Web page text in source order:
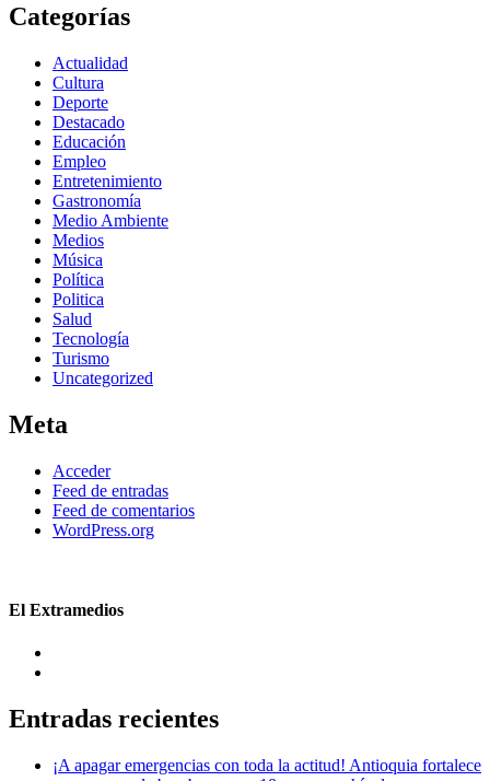
Categorías
Actualidad
Cultura
Deporte
Destacado
Educación
Empleo
Entretenimiento
Gastronomía
Medio Ambiente
Medios
Música
Política
Politica
Salud
Tecnología
Turismo
Uncategorized
Meta
Acceder
Feed de entradas
Feed de comentarios
WordPress.org
El Extramedios
Entradas recientes
¡A apagar emergencias con toda la actitud! Antioquia fortalece